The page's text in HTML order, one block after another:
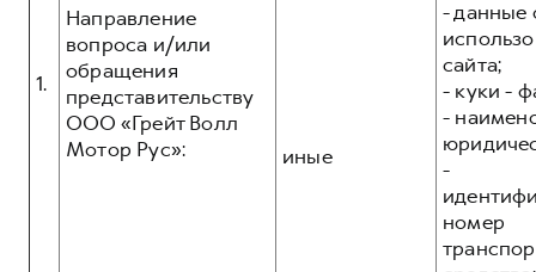
Коллекция Базовая
Коллекция Детская
1.
Направление
вопроса и/или
обращения
представительству
ООО «Грейт Волл
Мотор Рус»:
иные
- данные
сайта;
- куки -
-
-
номер